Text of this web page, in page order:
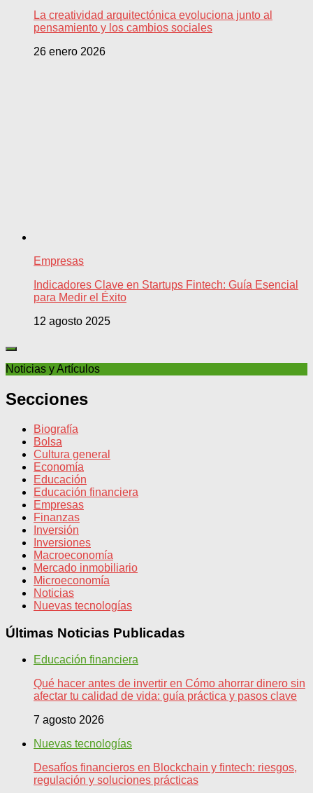
La creatividad arquitectónica evoluciona junto al
pensamiento y los cambios sociales
26 enero 2026
Empresas
Indicadores Clave en Startups Fintech: Guía Esencial
para Medir el Éxito
12 agosto 2025
Noticias y Artículos
Secciones
Biografía
Bolsa
Cultura general
Economía
Educación
Educación financiera
Empresas
Finanzas
Inversión
Inversiones
Macroeconomía
Mercado inmobiliario
Microeconomía
Noticias
Nuevas tecnologías
Últimas Noticias Publicadas
Educación financiera
Qué hacer antes de invertir en Cómo ahorrar dinero sin
afectar tu calidad de vida: guía práctica y pasos clave
7 agosto 2026
Nuevas tecnologías
Desafíos financieros en Blockchain y fintech: riesgos,
regulación y soluciones prácticas